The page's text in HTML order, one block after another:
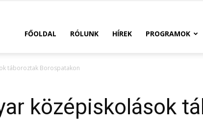
FŐOLDAL RÓLUNK HÍREK PROGRAMOK
táboroztak Borospatakon
középiskolások